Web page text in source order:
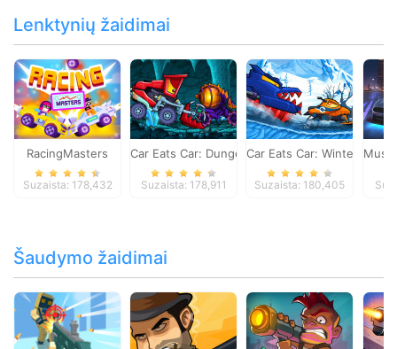
Lenktynių žaidimai
RacingMasters
Suzaista: 178,432
Car Eats Car: Dungeon Adventure
Suzaista: 178,911
Car Eats Car: Winter
Suzaista: 180,405
Šaudymo žaidimai